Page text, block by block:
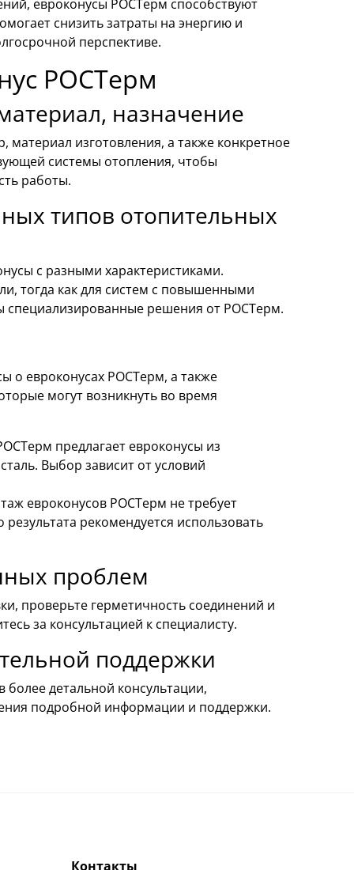
евроконусы РОСТерм способствуют
снизить затраты на энергию и
перспективе.
РОСТерм
назначение
изготовления, а также конкретное
системы отопления, чтобы
работы.
типов отопительных
с разными характеристиками.
тогда как для систем с повышенными
специализированные решения от РОСТерм.
о евроконусах РОСТерм, а также
могут возникнуть во время
предлагает евроконусы из
Выбор зависит от условий
евроконусов РОСТерм не требует
рекомендуется использовать
проблем
проверьте герметичность соединений и
за консультацией к специалисту.
поддержки
детальной консультации,
подробной информации и поддержки.
Контакты